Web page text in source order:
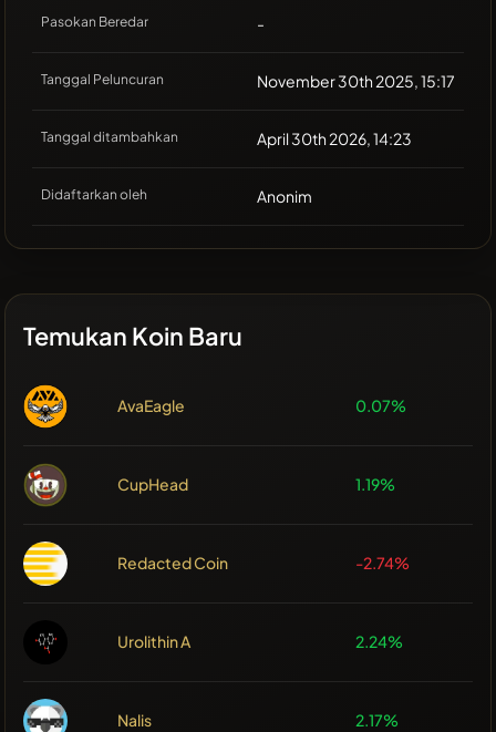
Pasokan Beredar -
Tanggal Peluncuran November 30th 2025, 15:17
Tanggal ditambahkan April 30th 2026, 14:23
Didaftarkan oleh Anonim
Temukan Koin Baru
AvaEagle 0.07%
CupHead 1.19%
Redacted Coin -2.74%
Urolithin A 2.24%
Nalis 2.17%